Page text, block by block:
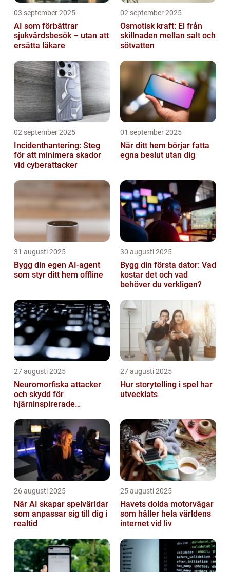
03 september 2025
AI som förbättrar
sjukvårdsbesök – utan att
ersätta läkare
02 september 2025
Osmotisk kraft: El från
skillnaden mellan salt och
sötvatten
02 september 2025
Incidenthantering: Steg
för att minimera skador
vid cyberattacker
01 september 2025
När ditt hem börjar fatta
egna beslut utan dig
31 augusti 2025
Bygg din egen AI-agent
som styr ditt hem offline
30 augusti 2025
Bygg din första dator: Vad
kostar det och vad
behöver du verkligen?
27 augusti 2025
Neuromorfiska attacker
och skydd för
hjärninspirerade
27 augusti 2025
Hur storytelling i spel har
utvecklats
26 augusti 2025
När AI skapar spelvärldar
som anpassar sig till dig i
realtid
25 augusti 2025
Havets dolda motorvägar
som håller hela världens
internet vid liv